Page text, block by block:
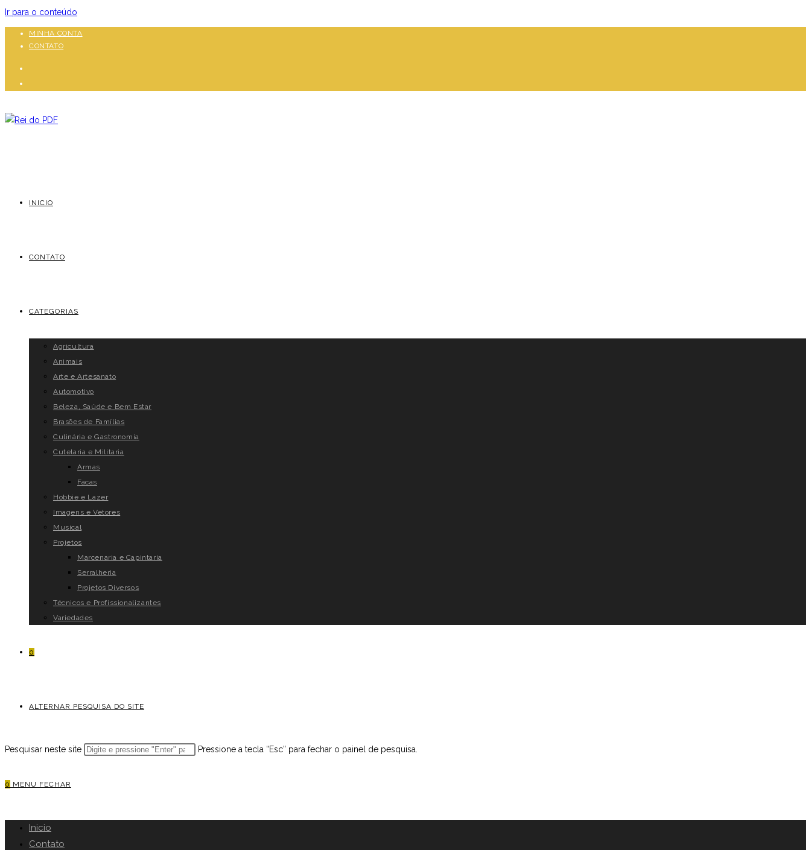
Ir para o conteúdo
MINHA CONTA
CONTATO
INICIO
CONTATO
CATEGORIAS
Agricultura
Animais
Arte e Artesanato
Automotivo
Beleza, Saúde e Bem Estar
Brasões de Famílias
Culinária e Gastronomia
Cutelaria e Militaria
Armas
Facas
Hobbie e Lazer
Imagens e Vetores
Musical
Projetos
Marcenaria e Capintaria
Serralheria
Projetos Diversos
Técnicos e Profissionalizantes
Variedades
0
ALTERNAR PESQUISA DO SITE
Pesquisar neste site Pressione a tecla “Esc” para fechar o painel de pesquisa.
0 MENU FECHAR
Inicio
Contato